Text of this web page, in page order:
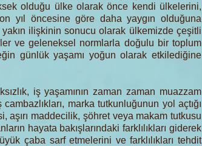
olduğu ülke olarak önce kendi ülkelerini,
yıl öncesine göre daha yaygın olduğuna
yakın ilişkinin sonucu olarak ülkemizde çeşitli
ve geleneksel normlarla doğulu bir toplum
günlük yaşamı yoğun olarak etkilediğine
iş yaşamının zaman zaman muazzam
marka tutkunluğunun yol açtığı
aşırı maddecilik, şöhret veya makam tutkusu
hayata bakışlarındaki farklılıkları giderek
çaba sarf etmelerini ve farklılıkları tehdit